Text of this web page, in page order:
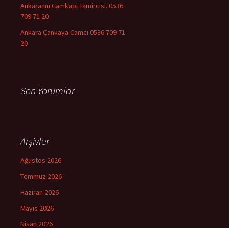
Ankaranın Camkapı Tamircisi. 0536
709 71 20
Ankara Çankaya Camcı 0536 709 71
20
Son Yorumlar
Arşivler
Ağustos 2026
Temmuz 2026
Haziran 2026
Mayıs 2026
Nisan 2026